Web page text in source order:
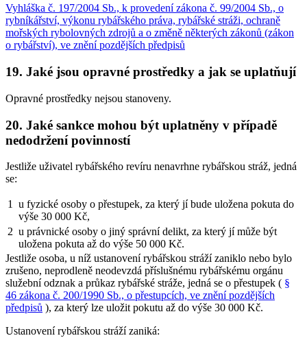
Vyhláška č. 197/2004 Sb., k provedení zákona č. 99/2004 Sb., o
rybníkářství, výkonu rybářského práva, rybářské stráži, ochraně
mořských rybolovných zdrojů a o změně některých zákonů (zákon
o rybářství), ve znění pozdějších předpisů
19. Jaké jsou opravné prostředky a jak se uplatňují
Opravné prostředky nejsou stanoveny.
20. Jaké sankce mohou být uplatněny v případě
nedodržení povinností
Jestliže uživatel rybářského revíru nenavrhne rybářskou stráž, jedná
se:
1
u fyzické osoby o přestupek, za který jí bude uložena pokuta do
výše 30 000 Kč,
2 u právnické osoby o jiný správní delikt, za který jí může být
uložena pokuta až do výše 50 000 Kč.
Jestliže osoba, u níž ustanovení rybářskou stráží zaniklo nebo bylo
zrušeno, neprodleně neodevzdá příslušnému rybářskému orgánu
služební odznak a průkaz rybářské stráže, jedná se o přestupek ( §
46 zákona č. 200/1990 Sb., o přestupcích, ve znění pozdějších
předpisů ), za který lze uložit pokutu až do výše 30 000 Kč.
Ustanovení rybářskou stráží zaniká: